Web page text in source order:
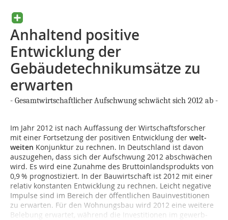
Anhaltend positive
Entwicklung der
Gebäudetechnikumsätze zu
erwarten
- Gesamtwirtschaftlicher Aufschwung schwächt sich 2012 ab -
Im Jahr 2012 ist nach Auffassung der Wirtschaftsforscher
mit einer Fortsetzung der positiven Ent­wicklung der welt­
weiten Konjunktur zu rechnen. In Deutschland ist davon
auszugehen, dass sich der Aufschwung 2012 abschwächen
wird. Es wird eine Zu­nahme des Bruttoinlandsprodukts von
0,9 % prog­nosti­ziert. In der Bauwirtschaft ist 2012 mit einer
relativ konstanten Entwicklung zu rechnen. Leicht ne­gative
Im­pu­lse sind im Bereich der öffentlichen Bauinvestitionen
zu erwarten. Für den Wohnungsbau wird 2012 eine weitere
Belebung erwartet, während die Investitionen im ge­werb­